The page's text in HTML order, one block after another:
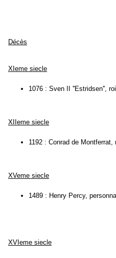
Décès
XIeme siecle
1076 : Sven II ''Estridsen'',
XIIeme siecle
1192 : Conrad de Montferrat,
XVeme siecle
1489 : Henry Percy,
XVIeme siecle